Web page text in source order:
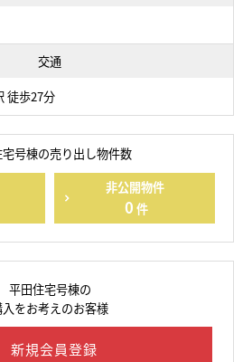
交通
徒歩27分
号棟の売り出し物件数
非公開物件
0 件
平田住宅号棟の
入をお考えのお客様
新規会員登録